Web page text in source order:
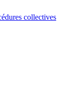
collectives